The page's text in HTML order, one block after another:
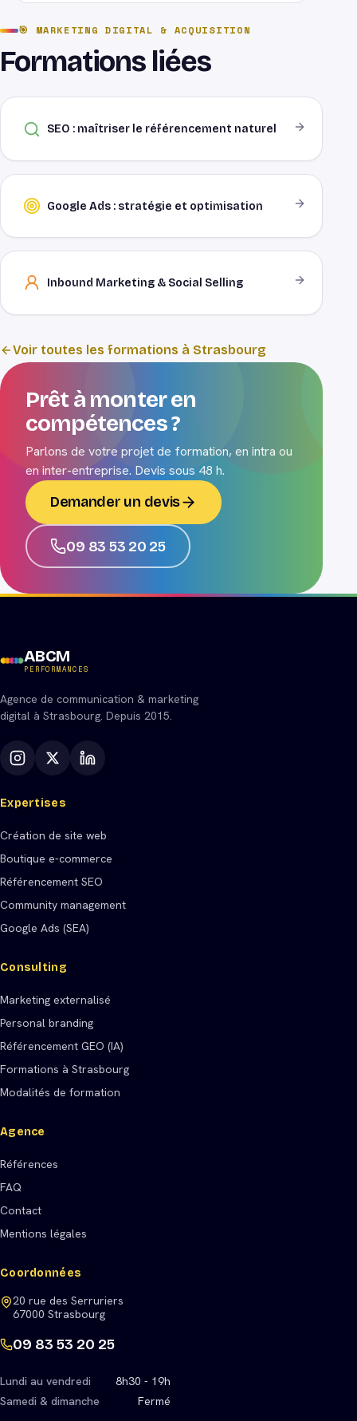
OPCO ou plan de développement des
compétences. Organisme certifié Qualiopi.
🎯 MARKETING DIGITAL & ACQUISITION
Formations liées
SEO : maîtriser le référencement naturel
Google Ads : stratégie et optimisation
Inbound Marketing & Social Selling
Voir toutes les formations à Strasbourg
Prêt à monter en
compétences ?
Parlons de votre projet de formation, en intra ou
en inter-entreprise. Devis sous 48 h.
Demander un devis
09 83 53 20 25
ABCM
PERFORMANCES
Agence de communication & marketing
digital à Strasbourg. Depuis 2015.
Expertises
Création de site web
Boutique e-commerce
Référencement SEO
Community management
Google Ads (SEA)
Consulting
Marketing externalisé
Personal branding
Référencement GEO (IA)
Formations à Strasbourg
Modalités de formation
Agence
Références
FAQ
Contact
Mentions légales
Coordonnées
20 rue des Serruriers
67000 Strasbourg
09 83 53 20 25
Lundi au vendredi
8h30 - 19h
Samedi & dimanche
Fermé